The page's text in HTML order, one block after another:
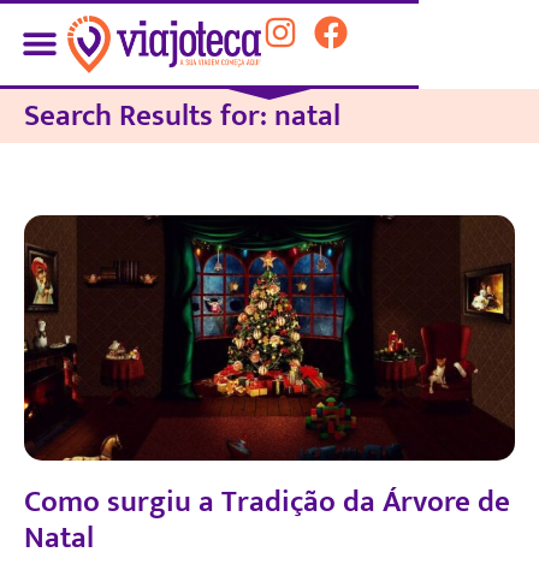
Search Results for: natal
Como surgiu a Tradição da Árvore de
Natal